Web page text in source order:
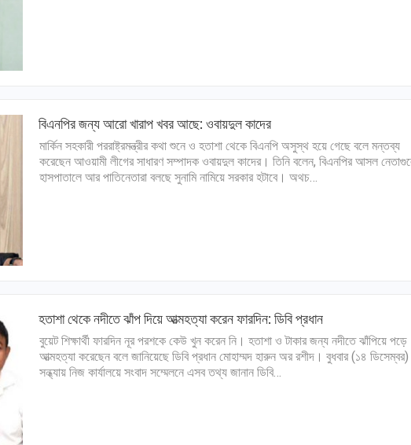
বিএনপির জন্য আরো খারাপ খবর আছে: ওবায়দুল কাদের
মার্কিন সহকারী পররাষ্ট্রমন্ত্রীর কথা শুনে ও হতাশা থেকে বিএনপি অসুস্থ হয়ে গেছে বলে মন্তব্য
করেছেন আওয়ামী লীগের সাধারণ সম্পাদক ওবায়দুল কাদের। তিনি বলেন, বিএনপির আসল
হাসপাতালে আর পাতিনেতারা বলছে সুনামি নামিয়ে সরকার হটাবে। অথচ…
হতাশা থেকে নদীতে ঝাঁপ দিয়ে আত্মহত্যা করেন ফারদিন: ডিবি প্রধান
বুয়েট শিক্ষার্থী ফারদিন নূর পরশকে কেউ খুন করেন নি। হতাশা ও টাকার জন্য নদীতে ঝাঁপিয়ে পড়ে
আত্মহত্যা করেছেন বলে জানিয়েছে ডিবি প্রধান মোহাম্মদ হারুন অর রশীদ। বুধবার (১৪ ডিসেম্বর)
সন্ধ্যায় নিজ কার্যালয়ে সংবাদ সম্মেলনে এসব তথ্য জানান ডিবি…